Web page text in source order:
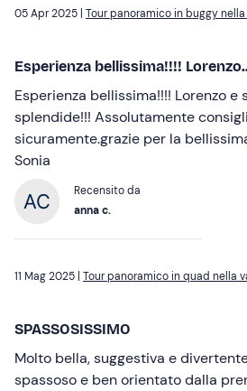
05 Apr 2025 | Tour panoramico in buggy nella
Esperienza bellissima!!!!
Esperienza bellissima!!!! Lorenzo e
splendide!!! Assolutamente
sicuramente.grazie per la
Sonia
Recensito da
anna c.
11 Mag 2025 | Tour panoramico in quad nella
SPASSOSISSIMO
Molto bella, suggestiva e
spassoso e ben orientato dalla